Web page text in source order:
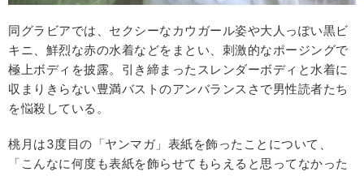
同グラビアでは、セクシーなカウガール姿や大人っぽい黒ビ
キニ、鮮烈な赤の水着などをまとい、刺激的なポージングで
極上ボディを披露。引き締まったスレンダーボディと水着に
収まりきらない豊満バストのアンバランスさで男性読者たち
を悩殺している。
桃月は3度目の「ヤンマガ」表紙を飾ったことについて、
「こんなに何度も表紙を飾らせてもらえると思ってなかった